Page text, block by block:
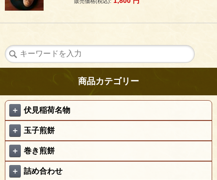
商品カテゴリー
＋ 伏見稲荷名物
＋ 玉子煎餅
＋ 巻き煎餅
＋ 詰め合わせ